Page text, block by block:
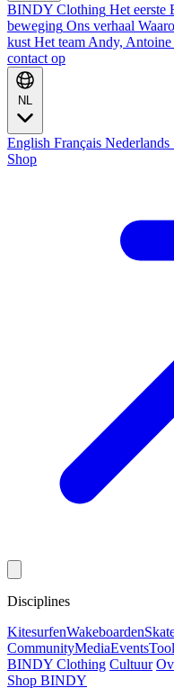
BINDY Clothing Het eerste
beweging Ons verhaal
kust Het team Andy, Antoine
contact op
English Français Nederlands
Shop
Disciplines
KitesurfenWakeboarden
CommunityMediaEvents
BINDY Clothing Cultuur
Shop BINDY